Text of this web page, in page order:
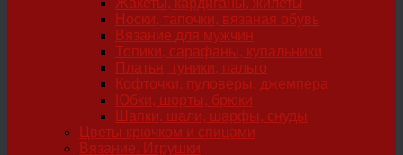
Жакеты, кардиганы, жилеты
Носки, тапочки, вязаная обувь
Вязание для мужчин
Топики, сарафаны, купальники
Платья, туники, пальто
Кофточки, пуловеры, джемпера
Юбки, шорты, брюки
Шапки, шали, шарфы, снуды
Цветы крючком и спицами
Вязание. Игрушки